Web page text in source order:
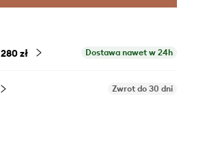
280 zł Dostawa nawet w 24h
Zwrot do 30 dni